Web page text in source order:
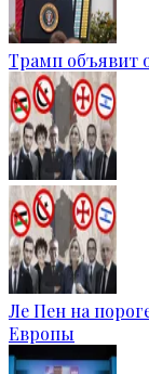
Трамп объявит
Ле Пен на
Европы